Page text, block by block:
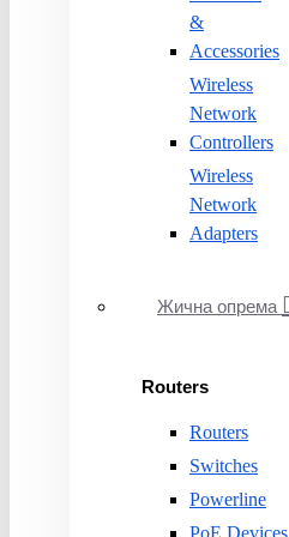
&
Accessories
Wireless
Network
Controllers
Wireless
Network
Adapters
Жична опрема
Routers
Routers
Switches
Powerline
PoE Devices